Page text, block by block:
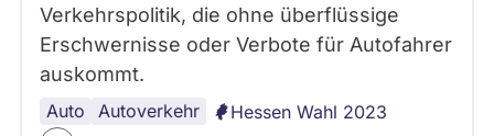
Verkehrspolitik, die ohne überflüssige
Erschwernisse oder Verbote für Autofahrer
auskommt.
Auto Autoverkehr Hessen Wahl 2023